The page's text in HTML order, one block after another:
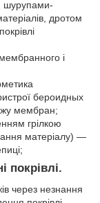
шурупами-
дротом
і
бероидных
мембран;
грілкою
матеріалу) —
покрівлі.
через незнання